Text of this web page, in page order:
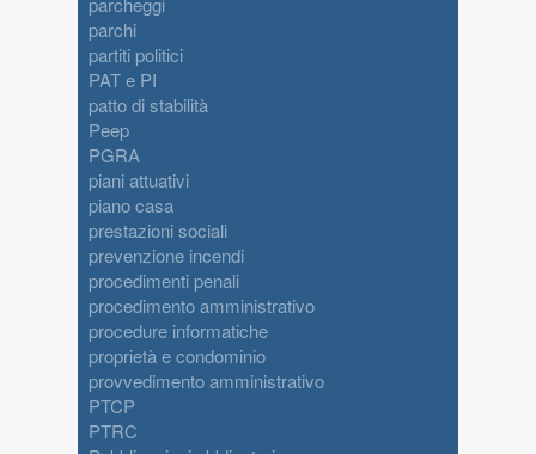
parchi
partiti politici
PAT e PI
patto di stabilità
Peep
PGRA
piani attuativi
piano casa
prestazioni sociali
prevenzione incendi
procedimenti penali
procedimento amministrativo
procedure informatiche
proprietà e condominio
provvedimento amministrativo
PTCP
PTRC